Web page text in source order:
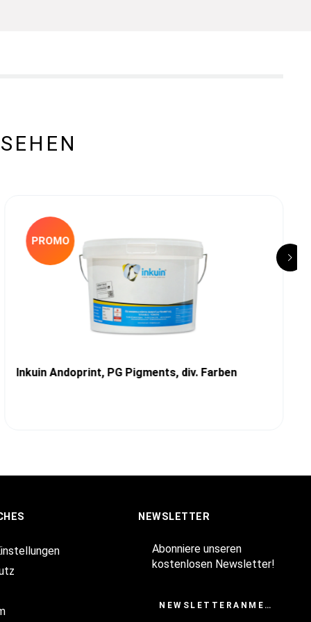
PROMO
Inkuin Andoprint, PG Pigments, div. Farben
NEWSLETTER
Abonniere unseren
kostenlosen Newsletter!
NEWSLETTERANMELDUNG